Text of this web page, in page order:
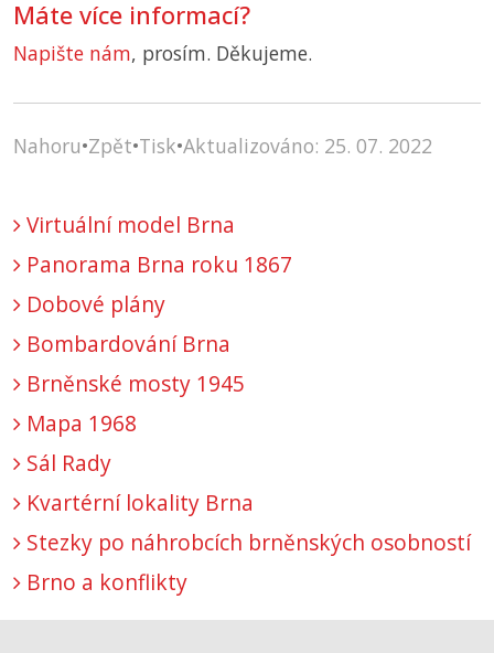
Máte více informací?
Napište nám, prosím. Děkujeme.
Nahoru•Zpět•Tisk•Aktualizováno: 25. 07. 2022
Virtuální model Brna
Panorama Brna roku 1867
Dobové plány
Bombardování Brna
Brněnské mosty 1945
Mapa 1968
Sál Rady
Kvartérní lokality Brna
Stezky po náhrobcích brněnských osobností
Brno a konflikty